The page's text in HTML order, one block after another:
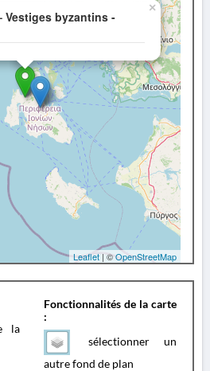
Vestiges byzantins -
×
Leaflet | ©OpenStreetMap
la
Fonctionnalités de la carte
:
sélectionner un
autre fond de plan